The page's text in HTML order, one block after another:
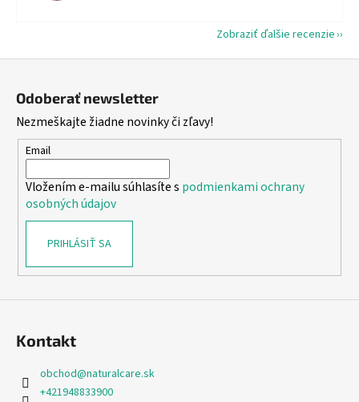
Zobraziť ďalšie recenzie
Odoberať newsletter
Nezmeškajte žiadne novinky či zľavy!
Email
Vložením e-mailu súhlasíte s podmienkami ochrany
osobných údajov
PRIHLÁSIŤ SA
Kontakt
obchod@naturalcare.sk
+421948833900